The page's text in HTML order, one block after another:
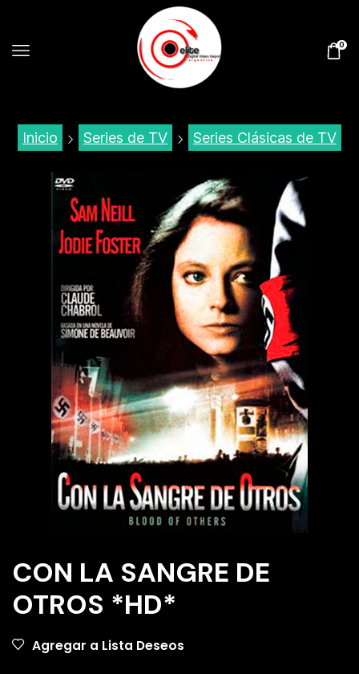
0
Inicio Series de TV Series Clásicas de TV
CON LA SANGRE DE
OTROS *HD*
Agregar a Lista Deseos